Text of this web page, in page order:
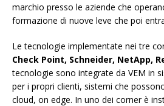
marchio presso le aziende che
formazione di nuove leve che poi
Le tecnologie implementate nei tre
Check Point, Schneider, NetApp,
tecnologie sono integrate da VEM in
per i propri clienti, sistemi che
cloud, on edge. In uno dei corner è